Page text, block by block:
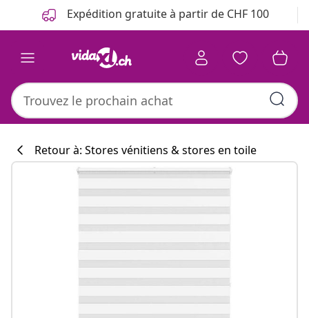
Précédent Expédition gratuite à partir de CHF 100
Retour à: Stores vénitiens & stores en toile